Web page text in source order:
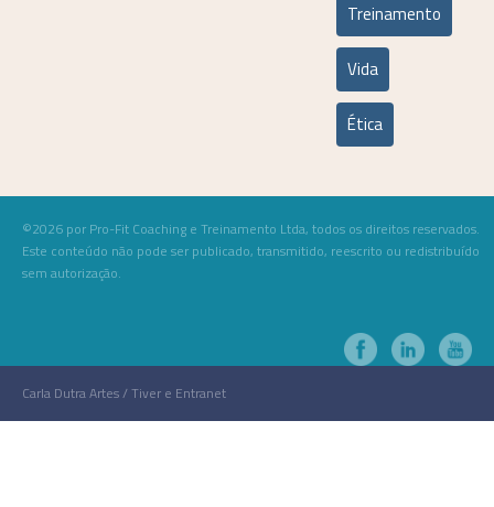
Treinamento
Vida
Ética
©2026 por Pro-Fit Coaching e Treinamento Ltda, todos os direitos reservados.
Este conteúdo não pode ser publicado, transmitido, reescrito ou redistribuído
sem autorização.
Carla Dutra Artes / Tiver e Entranet